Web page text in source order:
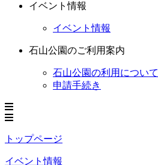
イベント情報
イベント情報
石山公園のご利用案内
石山公園の利用について
申請手続き
トップページ
イベント情報